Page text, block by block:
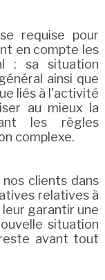
requise pour
en compte les
: sa situation
ainsi que
liés à l'activité
au mieux la
les règles
complexe.
clients dans
relatives à
leur garantir une
situation
avant tout